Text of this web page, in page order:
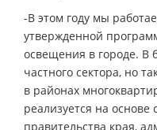
-В этом году мы
утвержденной
освещения в городе. В
частного сектора, но
в районах
реализуется на
правительства края,